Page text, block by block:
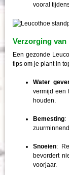
vooral
Verzorging van
Een gezonde
tips om je plant in
Water
vermijd een
houden.
Bemesting:
Snoeien:
bevordert
voorjaar.